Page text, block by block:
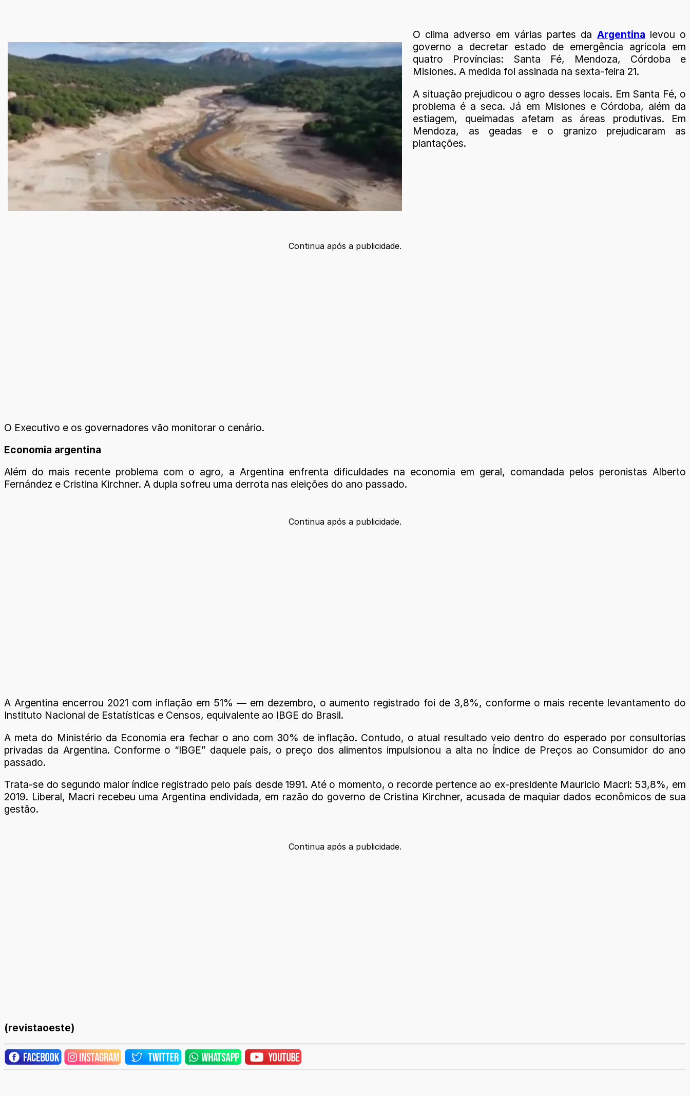
O clima adverso em várias partes da Argentina levou o
governo a decretar estado de emergência agrícola em
quatro Províncias: Santa Fé, Mendoza, Córdoba e
Misiones. A medida foi assinada na sexta-feira 21.
A situação prejudicou o agro desses locais. Em Santa Fé, o
problema é a seca. Já em Misiones e Córdoba, além da
estiagem, queimadas afetam as áreas produtivas. Em
Mendoza, as geadas e o granizo prejudicaram as
plantações.
Continua após a publicidade.
O Executivo e os governadores vão monitorar o cenário.
Economia argentina
Além do mais recente problema com o agro, a Argentina enfrenta dificuldades na economia em geral, comandada pelos peronistas Alberto
Fernández e Cristina Kirchner. A dupla sofreu uma derrota nas eleições do ano passado.
Continua após a publicidade.
A Argentina encerrou 2021 com inflação em 51% — em dezembro, o aumento registrado foi de 3,8%, conforme o mais recente levantamento do
Instituto Nacional de Estatísticas e Censos, equivalente ao IBGE do Brasil.
A meta do Ministério da Economia era fechar o ano com 30% de inflação. Contudo, o atual resultado veio dentro do esperado por consultorias
privadas da Argentina. Conforme o “IBGE” daquele país, o preço dos alimentos impulsionou a alta no Índice de Preços ao Consumidor do ano
passado.
Trata-se do segundo maior índice registrado pelo país desde 1991. Até o momento, o recorde pertence ao ex-presidente Mauricio Macri: 53,8%, em
2019. Liberal, Macri recebeu uma Argentina endividada, em razão do governo de Cristina Kirchner, acusada de maquiar dados econômicos de sua
gestão.
Continua após a publicidade.
(revistaoeste)